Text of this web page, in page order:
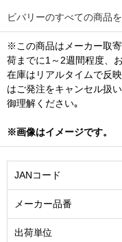
ビバリーのすべての商品
※この商品はメーカー取
荷までに1～2週間程度、
在庫はリアルタイムで反
はご発注をキャンセル扱
御理解ください｡
※画像はイメージです。
JANコード
メーカー品番
出荷単位